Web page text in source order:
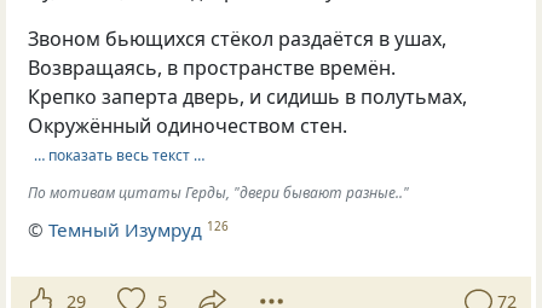
Звоном бьющихся стёкол раздаётся в ушах,
Возвращаясь, в пространстве времён.
Крепко заперта дверь, и сидишь в полутьмах,
Окружённый одиночеством стен.
… показать весь текст …
По мотивам цитаты Герды, "двери бывают разные.."
©Темный Изумруд 126
29 5 72